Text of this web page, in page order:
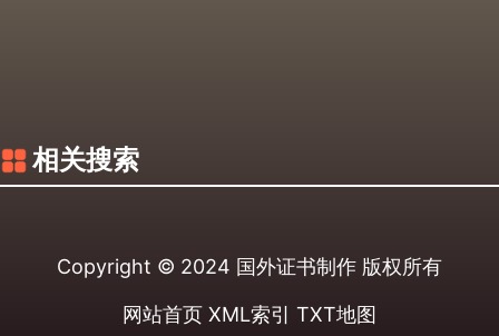
相关搜索
Copyright © 2024 国外证书制作 版权所有
网站首页 XML索引 TXT地图